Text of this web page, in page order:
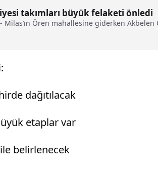
takımları büyük felaketi önledi
- Milas’ın Ören mahallesine giderken Akbelen
dağıtılacak
etaplar var
belirlenecek